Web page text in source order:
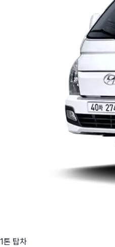
1톤 탑차